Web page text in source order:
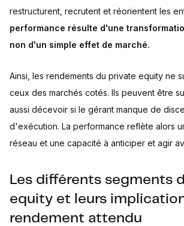
restructurent, recrutent et réorientent les
performance résulte d'une
non d'un simple effet de marché.
Ainsi, les rendements du private equity ne
ceux des marchés cotés. Ils peuvent être
aussi décevoir si le gérant manque de
d'exécution. La performance reflète alors
réseau et une capacité à anticiper et agir
Les différents segments
equity et leurs
rendement attendu